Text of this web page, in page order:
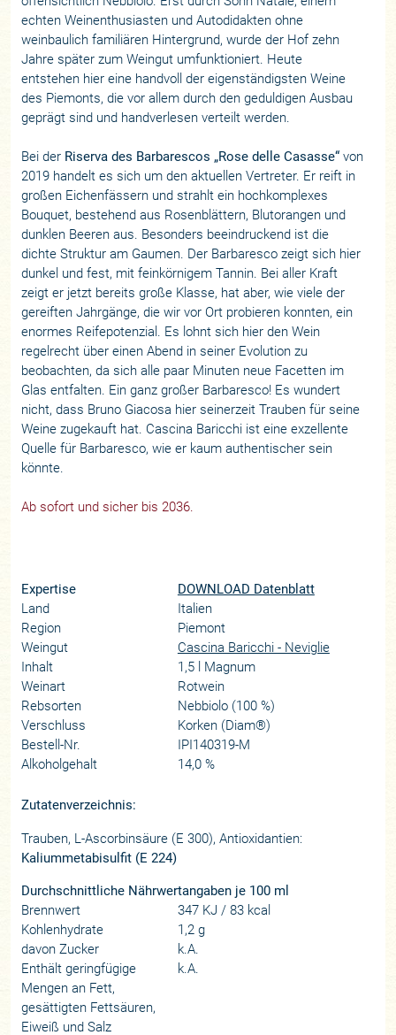
echten Weinenthusiasten und Autodidakten ohne
weinbaulich familiären Hintergrund, wurde der Hof zehn
Jahre später zum Weingut umfunktioniert. Heute
entstehen hier eine handvoll der eigenständigsten Weine
des Piemonts, die vor allem durch den geduldigen Ausbau
geprägt sind und handverlesen verteilt werden.
Bei der Riserva des Barbarescos „Rose delle Casasse“ von
2019 handelt es sich um den aktuellen Vertreter. Er reift in
großen Eichenfässern und strahlt ein hochkomplexes
Bouquet, bestehend aus Rosenblättern, Blutorangen und
dunklen Beeren aus. Besonders beeindruckend ist die
dichte Struktur am Gaumen. Der Barbaresco zeigt sich hier
dunkel und fest, mit feinkörnigem Tannin. Bei aller Kraft
zeigt er jetzt bereits große Klasse, hat aber, wie viele der
gereiften Jahrgänge, die wir vor Ort probieren konnten, ein
enormes Reifepotenzial. Es lohnt sich hier den Wein
regelrecht über einen Abend in seiner Evolution zu
beobachten, da sich alle paar Minuten neue Facetten im
Glas entfalten. Ein ganz großer Barbaresco! Es wundert
nicht, dass Bruno Giacosa hier seinerzeit Trauben für seine
Weine zugekauft hat. Cascina Baricchi ist eine exzellente
Quelle für Barbaresco, wie er kaum authentischer sein
könnte.
Ab sofort und sicher bis 2036.
Expertise
DOWNLOAD Datenblatt
Land
Italien
Region
Piemont
Weingut
Cascina Baricchi - Neviglie
Inhalt
1,5 l Magnum
Weinart
Rotwein
Rebsorten
Nebbiolo (100 %)
Verschluss
Korken (Diam®)
Bestell-Nr.
IPI140319-M
Alkoholgehalt
14,0 %
Zutatenverzeichnis:
Trauben, L-Ascorbinsäure (E 300), Antioxidantien:
Kaliummetabisulfit (E 224)
Durchschnittliche Nährwertangaben je 100 ml
Brennwert
347 KJ / 83 kcal
Kohlenhydrate
1,2 g
davon Zucker
k.A.
Enthält geringfügige
Mengen an Fett,
gesättigten Fettsäuren,
Eiweiß und Salz
k.A.